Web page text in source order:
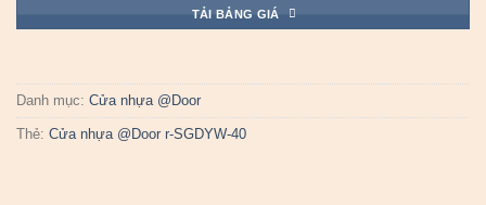
TẢI BẢNG GIÁ
Danh mục: Cửa nhựa @Door
Thẻ: Cửa nhựa @Door r-SGDYW-40